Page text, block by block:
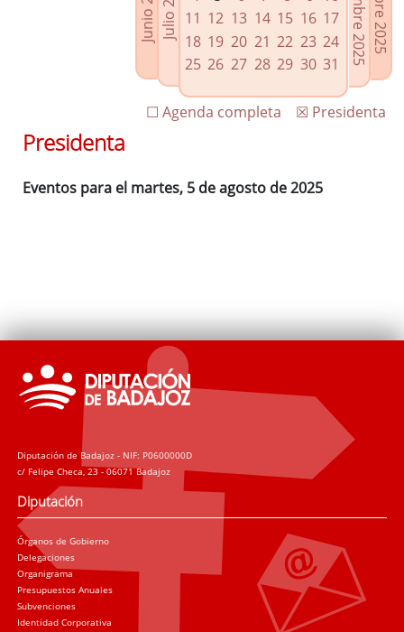
Agenda de Presidencia
Plenos provinciales y Juntas de gobierno
Oficina de Proyectos Europeos
11 12 13 14 15 16 17
18 19 20 21 22 23 24
25 26 27 28 29 30 31
☒ Presidenta
☐ Agenda completa
Presidenta
Eventos para el martes, 5 de agosto de 2025
Diputación de Badajoz - NIF: P0600000D
c/ Felipe Checa, 23 - 06071 Badajoz
Diputación
Órganos de Gobierno
Delegaciones
Organigrama
Presupuestos Anuales
Subvenciones
Identidad Corporativa